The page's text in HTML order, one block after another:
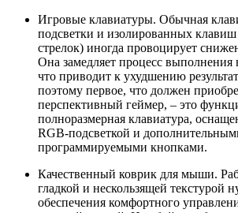
Игровые клавиатуры. Обычная
подсветки и изолированных
стрелок) иногда провоцирует
Она замедляет процесс
что приводит к ухудшению
поэтому первое, что должен
перспективный геймер, – это
полноразмерная клавиатура,
RGB-подсветкой и
программируемыми кнопками.
Качественный коврик для мыши.
гладкой и нескользящей текстурой
обеспечения комфортного